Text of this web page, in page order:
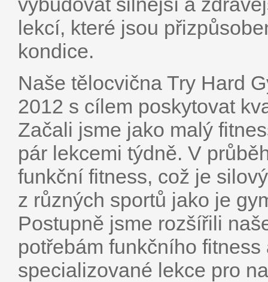
lekcí, které jsou
kondice.
Naše tělocvična Try Hard
2012 s cílem poskytovat
Začali jsme jako malý
pár lekcemi týdně. V
funkční fitness, což je
z různých sportů jako je
Postupně jsme rozšířili
potřebám funkčního
specializované lekce pro